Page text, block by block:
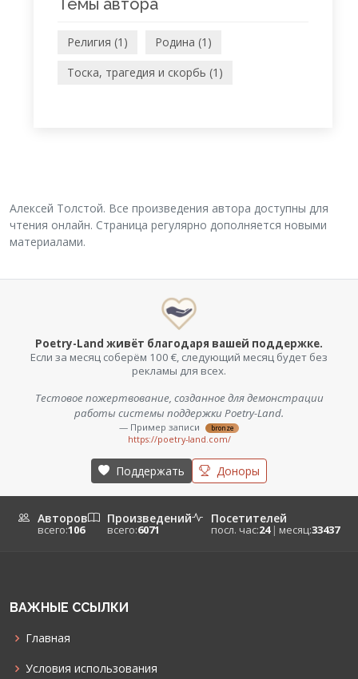
Религия (1)
Родина (1)
Тоска, трагедия и скорбь (1)
Алексей Толстой. Все произведения автора доступны для
чтения онлайн. Страница регулярно дополняется новыми
материалами.
Poetry-Land живёт благодаря вашей поддержке.
Если за месяц соберём 100 €, следующий месяц будет без
рекламы для всех.
Тестовое пожертвование, созданное для демонстрации
работы системы поддержки Poetry-Land.
— Пример записи bronze
https://poetry-land.com/
Поддержать Доноры
Авторов
всего:106
Произведений
всего:6071
Посетителей
посл. час:24 | месяц:33437
ВАЖНЫЕ ССЫЛКИ
Главная
Условия использования